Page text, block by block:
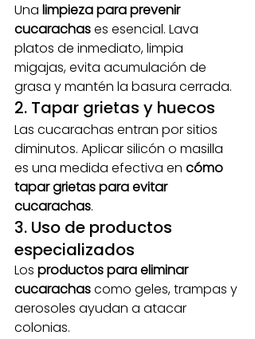
Una limpieza para prevenir
cucarachas es esencial. Lava
platos de inmediato, limpia
migajas, evita acumulación de
grasa y mantén la basura cerrada.
2. Tapar grietas y huecos
Las cucarachas entran por sitios
diminutos. Aplicar silicón o masilla
es una medida efectiva en cómo
tapar grietas para evitar
cucarachas.
3. Uso de productos
especializados
Los productos para eliminar
cucarachas como geles, trampas y
aerosoles ayudan a atacar
colonias.